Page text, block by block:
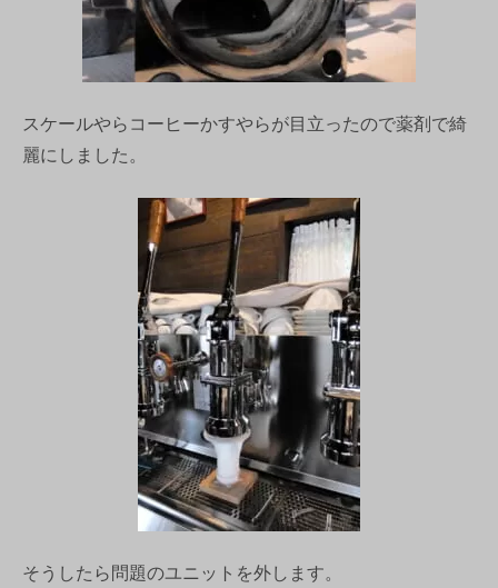
スケールやらコーヒーかすやらが目立ったので薬剤で綺
麗にしました。
そうしたら問題のユニットを外します。